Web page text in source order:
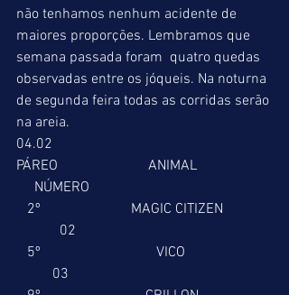
não tenhamos nenhum acidente de
maiores proporções. Lembramos que
semana passada foram  quatro quedas
observadas entre os jóqueis. Na noturna
de segunda feira todas as corridas serão
na areia.
04.02
PÁREO                         ANIMAL
     NÚMERO
            02
          03